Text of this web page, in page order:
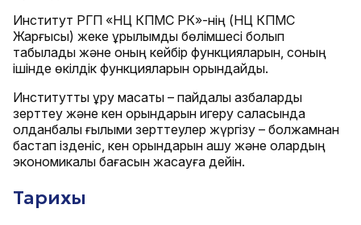
Институт РГП «НЦ КПМС РК»-нің (НЦ КПМС
Жарғысы) жеке құрылымдық бөлімшесі болып
табылады және оның кейбір функцияларын, соның
ішінде өкілдік функцияларын орындайды.
Институтты құру мақсаты – пайдалы қазбаларды
зерттеу және кен орындарын игеру саласында
қолданбалы ғылыми зерттеулер жүргізу – болжамнан
бастап ізденіс, кен орындарын ашу және олардың
экономикалық бағасын жасауға дейін.
Тарихы